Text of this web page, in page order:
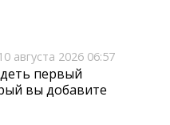
августа 2026 06:57
первый
вы добавите